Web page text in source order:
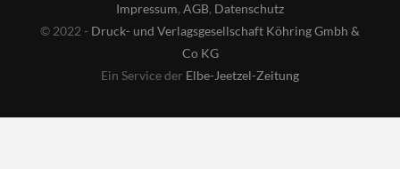
Impressum, AGB, Datenschutz
© 2022 - Druck- und Verlagsgesellschaft Köhring Gmbh &
Co KG
Ein Service der Elbe-Jeetzel-Zeitung